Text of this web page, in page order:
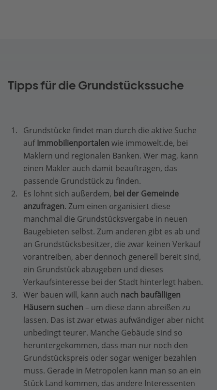
Tipps für die Grundstückssuche
Grundstücke findet man durch die aktive Suche
aufImmobilienportalen wie immowelt.de, bei
Maklern und regionalen Banken. Wer mag, kann
einen Makler auch damit beauftragen, das
passende Grundstück zu finden.
Es lohnt sich außerdem, bei der Gemeinde
anzufragen. Zum einen organisiert diese
manchmal die Grundstücksvergabe in neuen
Baugebieten selbst. Zum anderen gibt es ab und
an Grundstücksbesitzer, die zwar keinen Verkauf
vorantreiben, aber dennoch generell bereit sind,
ein Grundstück abzugeben und dieses
Verkaufsinteresse bei der Stadt hinterlegt haben.
Wer bauen will, kann auch nach baufälligen
Häusern suchen – um diese dann abreißen zu
lassen. Das ist zwar etwas aufwändiger aber nicht
unbedingt teurer. Manche Gebäude sind so
heruntergekommen, dass man nur noch den
Grundstückspreis oder sogar weniger bezahlen
muss. Gerade in Metropolen kann man so an ein
Stück Land kommen, das andere Interessenten